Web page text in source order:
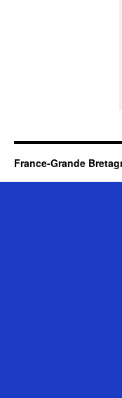
France-Grande